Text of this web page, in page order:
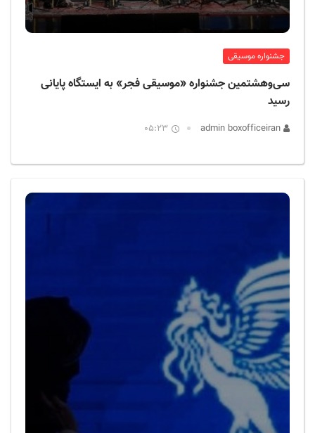
جشنواره موسیقی
سی‌وهشتمین جشنواره «موسیقی فجر» به ایستگاه پایانی
رسید
05:23